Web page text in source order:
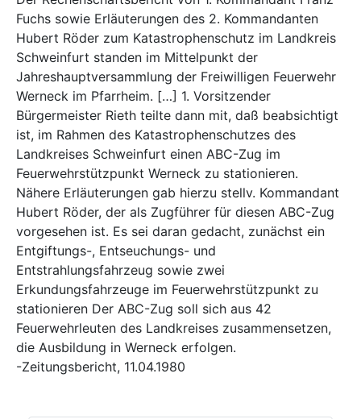
Fuchs sowie Erläuterungen des 2. Kommandanten
Hubert Röder zum Katastrophenschutz im Landkreis
Schweinfurt standen im Mittelpunkt der
Jahreshauptversammlung der Freiwilligen Feuerwehr
Werneck im Pfarrheim. […] 1. Vorsitzender
Bürgermeister Rieth teilte dann mit, daß beabsichtigt
ist, im Rahmen des Katastrophenschutzes des
Landkreises Schweinfurt einen ABC-Zug im
Feuerwehrstützpunkt Werneck zu stationieren.
Nähere Erläuterungen gab hierzu stellv. Kommandant
Hubert Röder, der als Zugführer für diesen ABC-Zug
vorgesehen ist. Es sei daran gedacht, zunächst ein
Entgiftungs-, Entseuchungs- und
Entstrahlungsfahrzeug sowie zwei
Erkundungsfahrzeuge im Feuerwehrstützpunkt zu
stationieren Der ABC-Zug soll sich aus 42
Feuerwehrleuten des Landkreises zusammensetzen,
die Ausbildung in Werneck erfolgen.
-Zeitungsbericht, 11.04.1980